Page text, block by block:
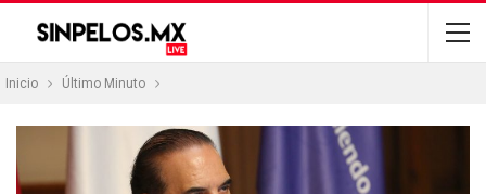
Inicio Último Minuto